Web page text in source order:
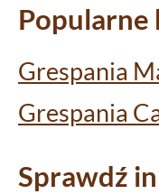
Popularne
Grespania
Grespania
Sprawdź